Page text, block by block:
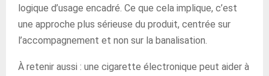
logique d’usage encadré. Ce que cela implique, c’est
une approche plus sérieuse du produit, centrée sur
l’accompagnement et non sur la banalisation.
À retenir aussi : une cigarette électronique peut aider à